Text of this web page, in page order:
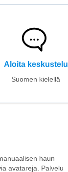
Aloita keskustelu
Suomen kielellä
haun
avatareja. Palvelu